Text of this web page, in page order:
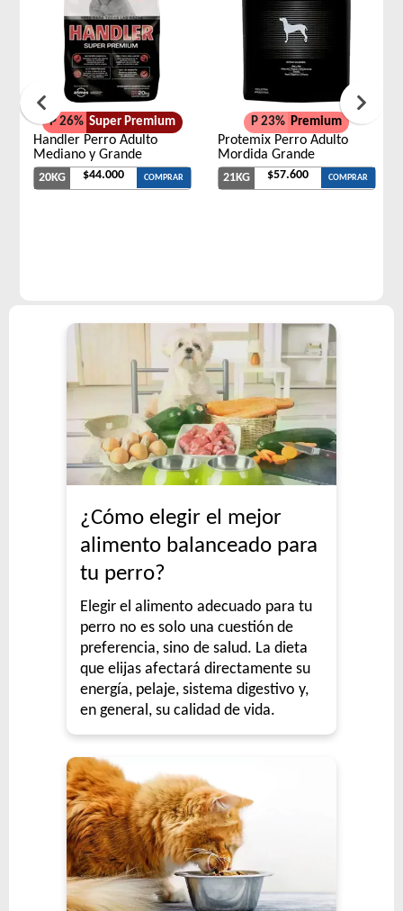
P 26% Super Premium
Handler Perro Adulto
Mediano y Grande
20KG $44.000 COMPRAR
P 23% Premium
Protemix Perro Adulto
Mordida Grande
21KG $57.600 COMPRAR
¿Cómo elegir el mejor
alimento balanceado para
tu perro?
Elegir el alimento adecuado para tu
perro no es solo una cuestión de
preferencia, sino de salud. La dieta
que elijas afectará directamente su
energía, pelaje, sistema digestivo y,
en general, su calidad de vida.